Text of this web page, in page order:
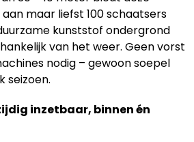
maar liefst 100 schaatsers
kunststof ondergrond
van het weer. Geen vorst
nodig – gewoon soepel
seizoen.
inzetbaar, binnen én